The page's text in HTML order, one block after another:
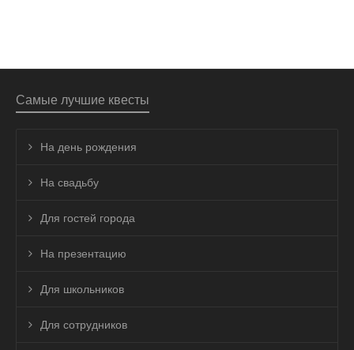
Самые лучшие квесты
На день рождения
На свадьбу
Для гостей города
На презентацию
Для школьников
Для сотрудников